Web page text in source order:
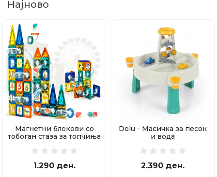
Најново
Магнетни блокови со
тобоган стаза за топчиња
1.290 ден.
Dolu - Масичка за песок
и вода
2.390 ден.